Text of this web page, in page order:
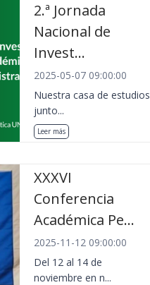
2.ª Jornada
Nacional de
Invest...
2025-05-07 09:00:00
Nuestra casa de estudios
junto...
Leer más
XXXVI
Conferencia
Académica Pe...
2025-11-12 09:00:00
Del 12 al 14 de
noviembre en n...